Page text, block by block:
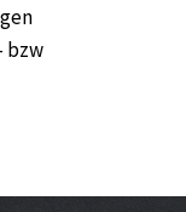
bzw